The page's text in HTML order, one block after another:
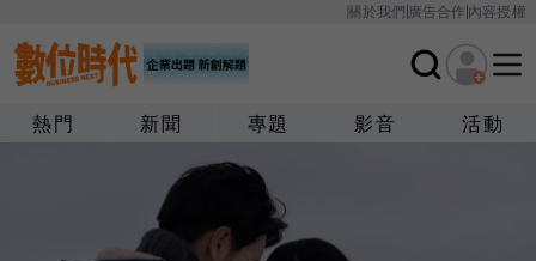
關於我們廣告合作內容授權
熱門 新聞 專題 影音 活動